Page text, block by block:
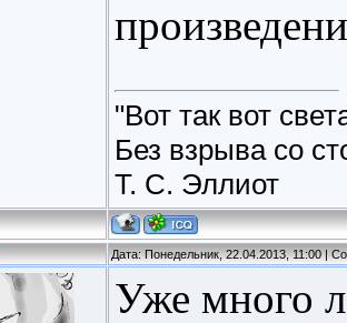
"Вот так вот
Без взрыва со
Т. С. Эллиот
Дата: Понедельник, 22.04.2013, 11:00 |
Уже много